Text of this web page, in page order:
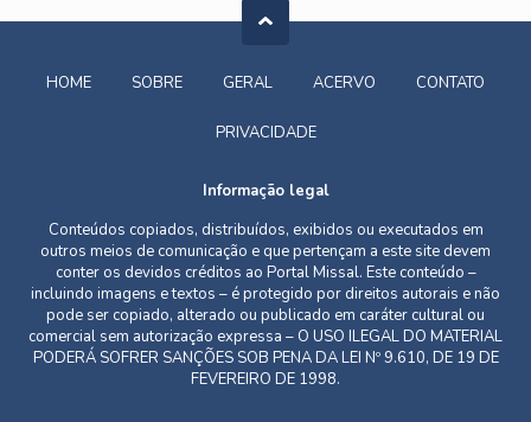
HOME SOBRE GERAL ACERVO CONTATO
PRIVACIDADE
Informação legal
Conteúdos copiados, distribuídos, exibidos ou executados em
outros meios de comunicação e que pertençam a este site devem
conter os devidos créditos ao Portal Missal. Este conteúdo –
incluindo imagens e textos – é protegido por direitos autorais e não
pode ser copiado, alterado ou publicado em caráter cultural ou
comercial sem autorização expressa – O USO ILEGAL DO MATERIAL
PODERÁ SOFRER SANÇÕES SOB PENA DA LEI Nº 9.610, DE 19 DE
FEVEREIRO DE 1998.